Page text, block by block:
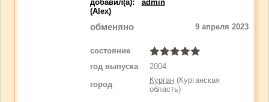
добавил(a): admin
(Alex)
обменяно 9 апреля 2023
состояние
год выпуска
2004
город
Курган(Курганская
область)